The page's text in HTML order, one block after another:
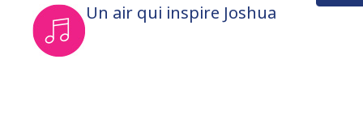
Un air qui inspire Joshua